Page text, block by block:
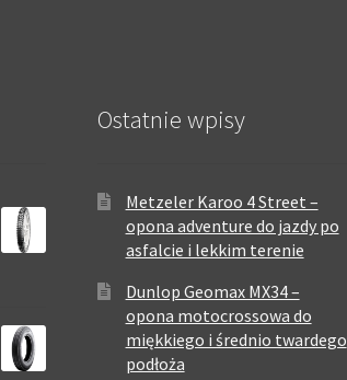
Ostatnie wpisy
Metzeler Karoo 4 Street –
opona adventure do jazdy po
asfalcie i lekkim terenie
Dunlop Geomax MX34 –
opona motocrossowa do
miękkiego i średnio twardego
podłoża